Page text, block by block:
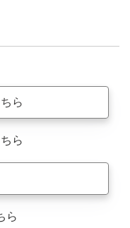
ら
ら
ら